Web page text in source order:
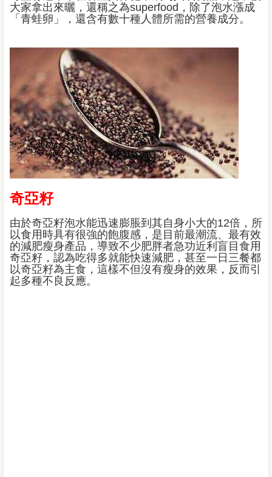
大家拿出來曬，還稱之為superfood，除了泡水漲成
「青蛙卵」，還含有數十種人體所需的營養成分。
奇亞籽
由於奇亞籽泡水能迅速膨脹到其自身小大的12倍，所
以食用時具有很強的飽腹感，是目前最潮流、最有效
的減肥瘦身產品，導致不少肥胖者急功近利盲目食用
奇亞籽，認為吃得多就能快速減肥，甚至一日三餐都
以奇亞籽為主食，這樣不但沒有瘦身的效果，反而引
起多種不良反應。